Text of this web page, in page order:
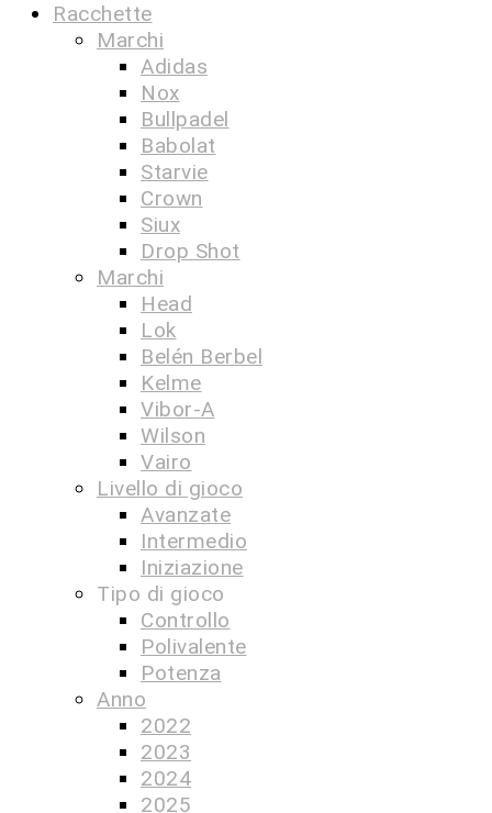
Racchette
Marchi
Adidas
Nox
Bullpadel
Babolat
Starvie
Crown
Siux
Drop Shot
Marchi
Head
Lok
Belén Berbel
Kelme
Vibor-A
Wilson
Vairo
Livello di gioco
Avanzate
Intermedio
Iniziazione
Tipo di gioco
Controllo
Polivalente
Potenza
Anno
2022
2023
2024
2025